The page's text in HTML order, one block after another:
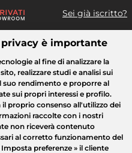
Sei già iscritto?
Bellezza Elettrodomestici
è importante
al fine di analizzare la
realizzare studi e analisi sui
suo rendimento e proporre al
sui propri interessi e profilo.
il proprio consenso all'utilizzo dei
raccolte con i nostri
non riceverà contenuto
al corretto funzionamento del
Imposta preferenze » il cliente